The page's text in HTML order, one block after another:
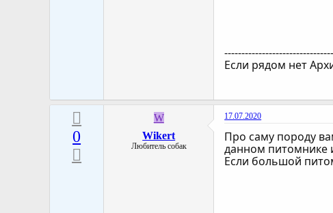
Если рядом нет
0
W
Wikert
Любитель собак
17.07.2020
Про саму породу
данном питомнике
Если большой